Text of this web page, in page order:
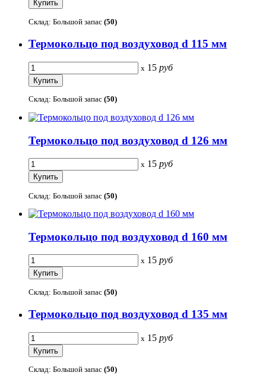
Склад: Большой запас (50)
Термокольцо под воздуховод d 115 мм
x 15 руб
Склад: Большой запас (50)
Термокольцо под воздуховод d 126 мм
x 15 руб
Склад: Большой запас (50)
Термокольцо под воздуховод d 160 мм
x 15 руб
Склад: Большой запас (50)
Термокольцо под воздуховод d 135 мм
x 15 руб
Склад: Большой запас (50)